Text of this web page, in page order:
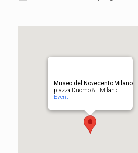
Museo del Novecento Milano
piazza Duomo 8 - Milano
Eventi